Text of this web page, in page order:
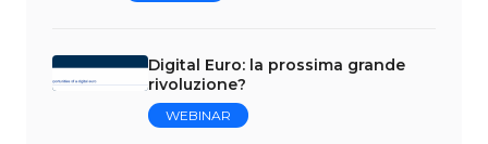
Digital Euro: la prossima grande
rivoluzione?
WEBINAR